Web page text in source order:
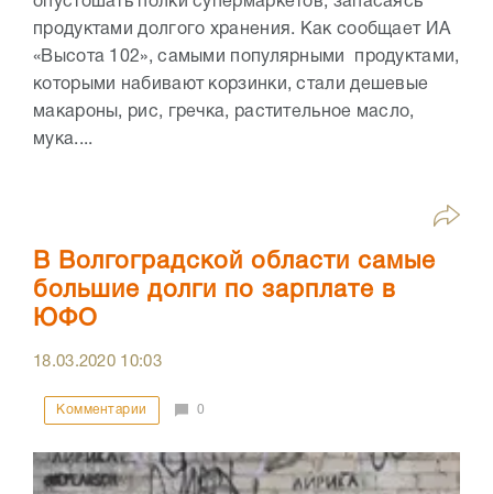
продуктами долгого хранения. Как сообщает ИА
«Высота 102», самыми популярными продуктами,
которыми набивают корзинки, стали дешевые
макароны, рис, гречка, растительное масло,
мука....
В Волгоградской области самые
большие долги по зарплате в
ЮФО
18.03.2020 10:03
Комментарии 0